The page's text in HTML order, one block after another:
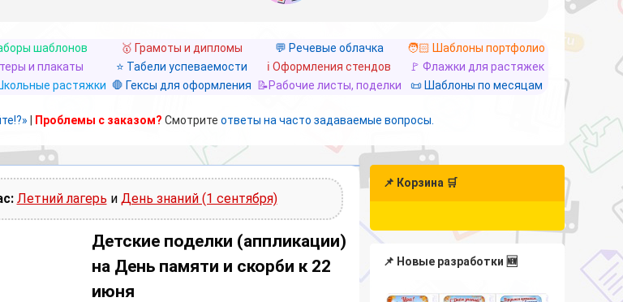
шаблонов 🥇 Грамоты и дипломы 💬 Речевые облачка
🧑🏻 Шаблоны портфолио
и плакаты ⭐ Табели успеваемости ℹ️ Оформления стендов
🚩 Флажки для растяжек
растяжки 🛑 Гексы для оформления 📝Рабочие листы, поделки 📜 Шаблоны по месяцам
Проблемы с заказом? Смотрите ответы на часто задаваемые вопросы.
Летний лагерь и День знаний (1 сентября)
Детские поделки (аппликации)
на День памяти и скорби к 22
июня
📌 Корзина 🛒
📌 Новые разработки 🆕